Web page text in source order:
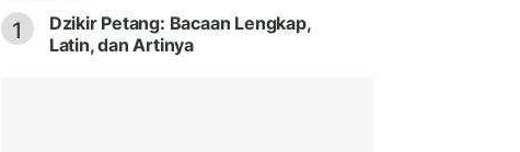
1
Dzikir Petang: Bacaan Lengkap,
Latin, dan Artinya